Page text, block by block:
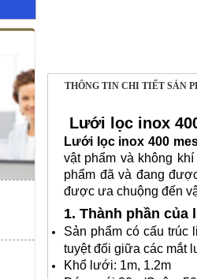
THÔNG TIN CHI TIẾT SẢN
Lưới lọc inox
Lưới lọc inox 400
vật phẩm và không
phẩm đã và đang
được ưa chuộng đến
1. Thành phần của
Sản phẩm có cấu trúc
tuyệt đối giữa các mắt
Khổ lưới: 1m, 1.2m